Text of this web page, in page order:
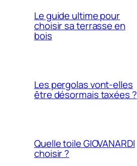
Le guide ultime pour
choisir sa terrasse en
bois
Les pergolas vont-elles
être désormais taxées ?
Quelle toile GIOVANARDI
choisir ?